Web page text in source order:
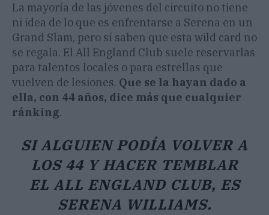
La mayoría de las jóvenes del circuito no tiene
ni idea de lo que es enfrentarse a Serena en un
Grand Slam, pero sí saben que esta wild card no
se regala. El All England Club suele reservarlas
para talentos locales o para estrellas que
vuelven de lesiones. Que se la hayan dado a
ella, con 44 años, dice más que cualquier
ránking.
SI ALGUIEN PODÍA VOLVER A
LOS 44 Y HACER TEMBLAR
EL ALL ENGLAND CLUB, ES
SERENA WILLIAMS.